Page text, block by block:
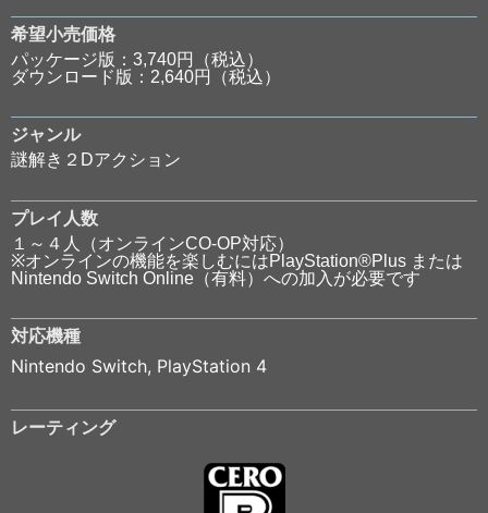
希望小売価格
パッケージ版：3,740円（税込）
ダウンロード版：2,640円（税込）
ジャンル
謎解き２Dアクション
プレイ人数
１～４人（オンラインCO-OP対応）
※オンラインの機能を楽しむにはPlayStation®Plus または
Nintendo Switch Online（有料）への加入が必要です
対応機種
Nintendo Switch, PlayStation 4
レーティング